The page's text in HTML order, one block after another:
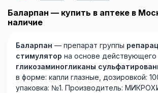
Баларпан — купить в аптеке в
наличие
Баларпан — препарат группы
стимулятор на основе
гликозаминогликаны
в форме: капли глазные, дозировкой:
упаковка: №1. Производитель: